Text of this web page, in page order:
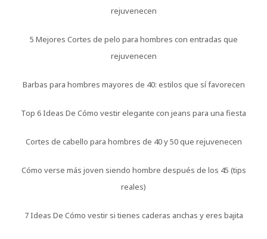
rejuvenecen
5 Mejores Cortes de pelo para hombres con entradas que
rejuvenecen
Barbas para hombres mayores de 40: estilos que sí favorecen
Top 6 Ideas De Cómo vestir elegante con jeans para una fiesta
Cortes de cabello para hombres de 40 y 50 que rejuvenecen
Cómo verse más joven siendo hombre después de los 45 (tips
reales)
7 Ideas De Cómo vestir si tienes caderas anchas y eres bajita